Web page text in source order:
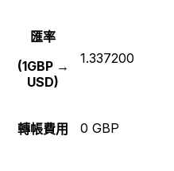
匯率
(1GBP →
USD)
1.337200
轉帳費用 0 GBP